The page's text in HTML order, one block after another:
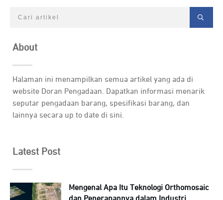
About
Halaman ini menampilkan semua artikel yang ada di
website Doran Pengadaan. Dapatkan informasi menarik
seputar pengadaan barang, spesifikasi barang, dan
lainnya secara up to date di sini.
Latest Post
Mengenal Apa Itu Teknologi Orthomosaic